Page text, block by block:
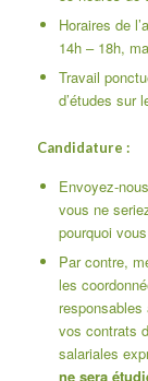
Horaires de
14h – 18h,
Travail
d’études sur
Candidature :
Envoyez-
vous ne
pourquoi
Par contre,
les
vos contrats
salariales
ne sera